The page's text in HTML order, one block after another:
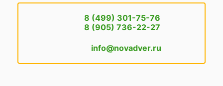
8 (499) 301-75-76
8 (905) 736-22-27
info@novadver.ru